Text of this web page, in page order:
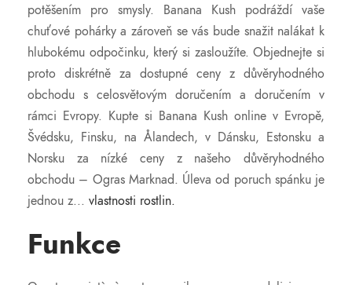
potěšením pro smysly. Banana Kush podráždí vaše
chuťové pohárky a zároveň se vás bude snažit nalákat k
hlubokému odpočinku, který si zasloužíte. Objednejte si
proto diskrétně za dostupné ceny z důvěryhodného
obchodu s celosvětovým doručením a doručením v
rámci Evropy. Kupte si Banana Kush online v Evropě,
Švédsku, Finsku, na Ålandech, v Dánsku, Estonsku a
Norsku za nízké ceny z našeho důvěryhodného
obchodu – Ogras Marknad. Úleva od poruch spánku je
jednou z... vlastnosti rostlin.
Funkce